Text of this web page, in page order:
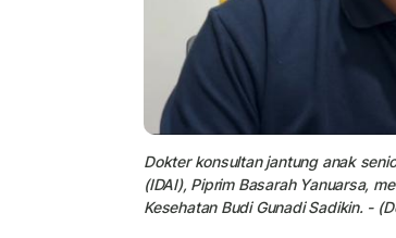
Dokter konsultan jantung anak
(IDAI), Piprim Basarah Yanuarsa,
Kesehatan Budi Gunadi Sadikin. -